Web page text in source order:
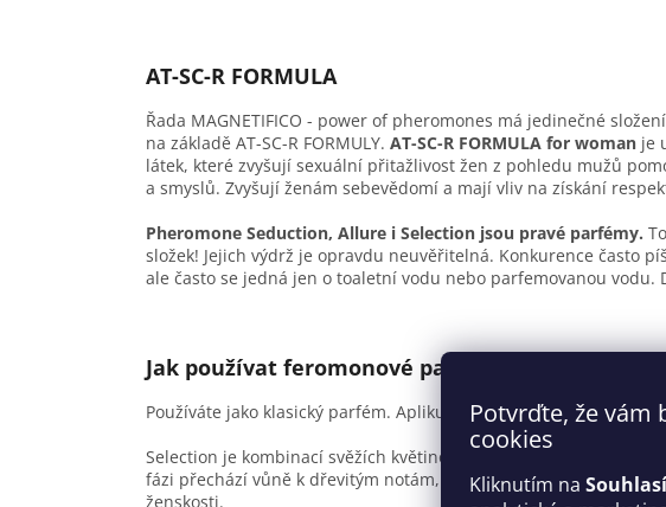
Potvrďte, že vám
cookies
Kliknutím na
AT-SC-R FORMULA
Řada MAGNETIFICO - power of pheromones má jedinečné
na základě AT-SC-R FORMULY. AT-SC-R FORMULA for woman je
látek, které zvyšují sexuální přitažlivost žen z pohledu mužů
a smyslů. Zvyšují ženám sebevědomí a mají vliv na získání
Pheromone Seduction, Allure i Selection jsou pravé parfémy.
složek! Jejich výdrž je opravdu neuvěřitelná. Konkurence často
ale často se jedná jen o toaletní vodu nebo parfemovanou vodu.
Jak používat feromonové parfémy a jak voní
Používáte jako klasický parfém. Aplikujte na krk, dekolt nebo
Selection je kombinací svěžích květinových akordů, čistého tónu
fázi přechází vůně k dřevitým notám, které doplňují celou
ženskosti.